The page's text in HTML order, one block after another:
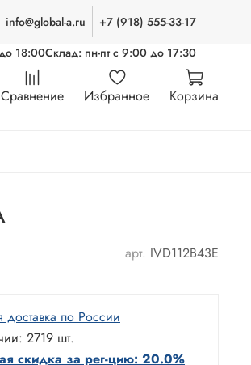
info@global-a.ru
+7 (918) 555-33-17
18:00Склад: пн-пт с 9:00 до 17:30
Сравнение Избранное Корзина
арт. IVD112B43E
доставка по России
2719 шт.
скидка за рег-цию: 20.0%